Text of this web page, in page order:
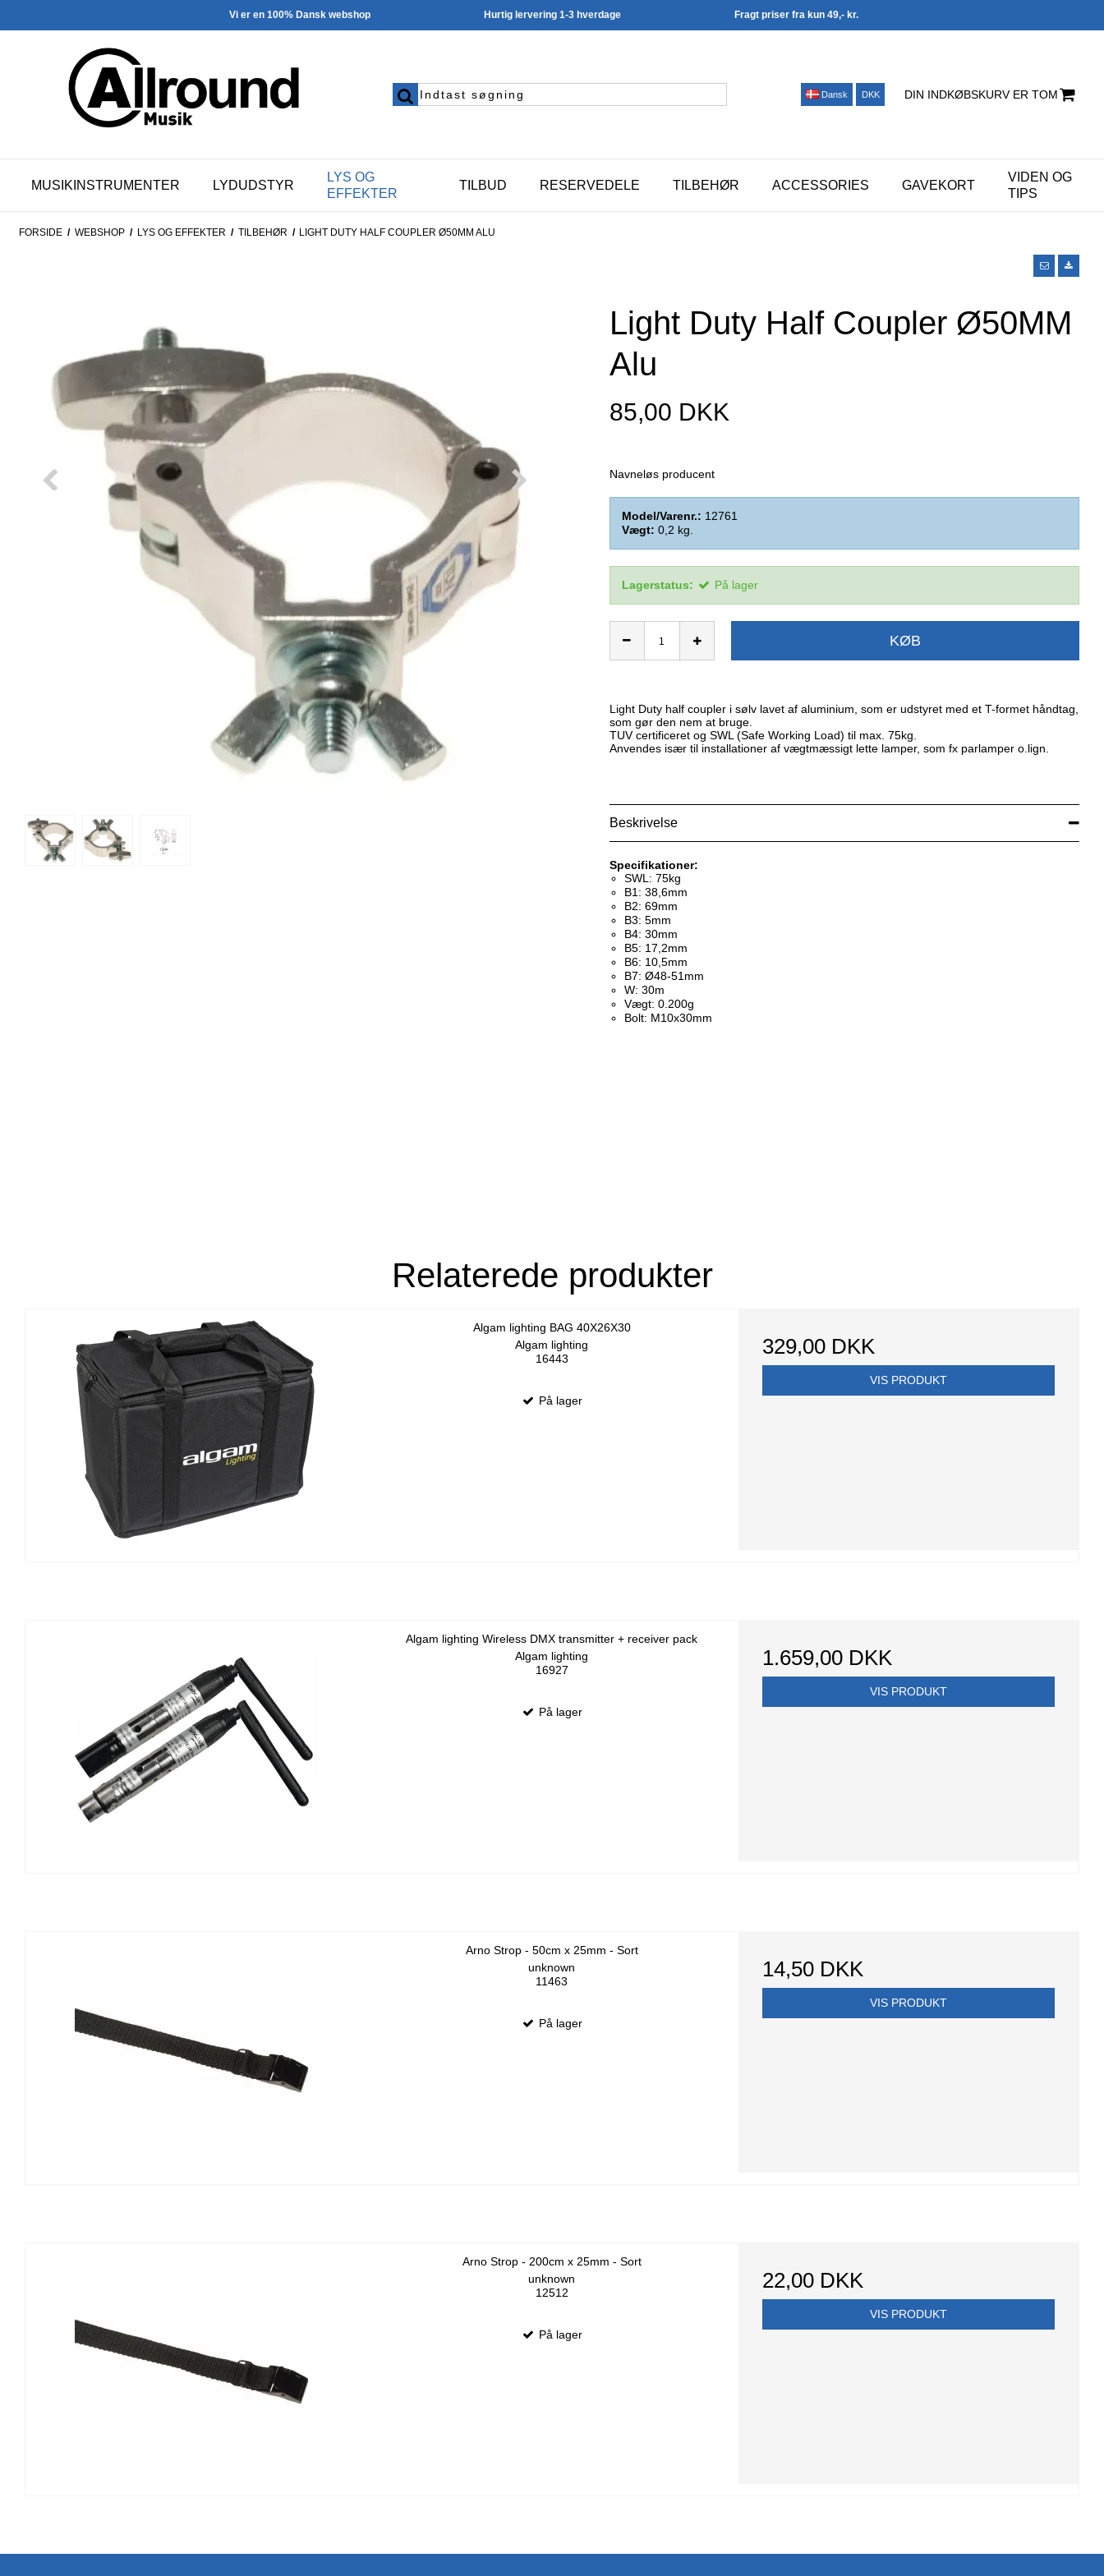
Vi er en 100% Dansk webshop Hurtig lervering 1-3 hverdage Fragt priser fra kun 49,- kr.
Dansk DKK DIN INDKØBSKURV ER TOM
MUSIKINSTRUMENTER LYDUDSTYR
LYS OG
EFFEKTER
TILBUD RESERVEDELE TILBEHØR ACCESSORIES GAVEKORT
VIDEN OG
TIPS
FORSIDE / WEBSHOP / LYS OG EFFEKTER / TILBEHØR / LIGHT DUTY HALF COUPLER Ø50MM ALU
Light Duty Half Coupler Ø50MM
Alu
85,00 DKK
Navneløs producent
Model/Varenr.: 12761
Vægt: 0,2 kg.
Lagerstatus: På lager
KØB
Light Duty half coupler i sølv lavet af aluminium, som er udstyret med et T-formet håndtag,
som gør den nem at bruge.
TUV certificeret og SWL (Safe Working Load) til max. 75kg.
Anvendes især til installationer af vægtmæssigt lette lamper, som fx parlamper o.lign.
Beskrivelse
Specifikationer:
SWL: 75kg
B1: 38,6mm
B2: 69mm
B3: 5mm
B4: 30mm
B5: 17,2mm
B6: 10,5mm
B7: Ø48-51mm
W: 30m
Vægt: 0.200g
Bolt: M10x30mm
Relaterede produkter
Algam lighting BAG 40X26X30
Algam lighting
16443
På lager
329,00 DKK
VIS PRODUKT
Algam lighting Wireless DMX transmitter + receiver pack
Algam lighting
16927
På lager
1.659,00 DKK
VIS PRODUKT
Arno Strop - 50cm x 25mm - Sort
unknown
11463
På lager
14,50 DKK
VIS PRODUKT
Arno Strop - 200cm x 25mm - Sort
unknown
12512
På lager
22,00 DKK
VIS PRODUKT